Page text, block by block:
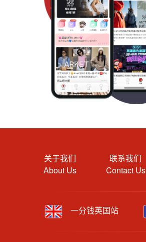
关于我们
About Us
联系我们
Contact Us
一分钱英国站